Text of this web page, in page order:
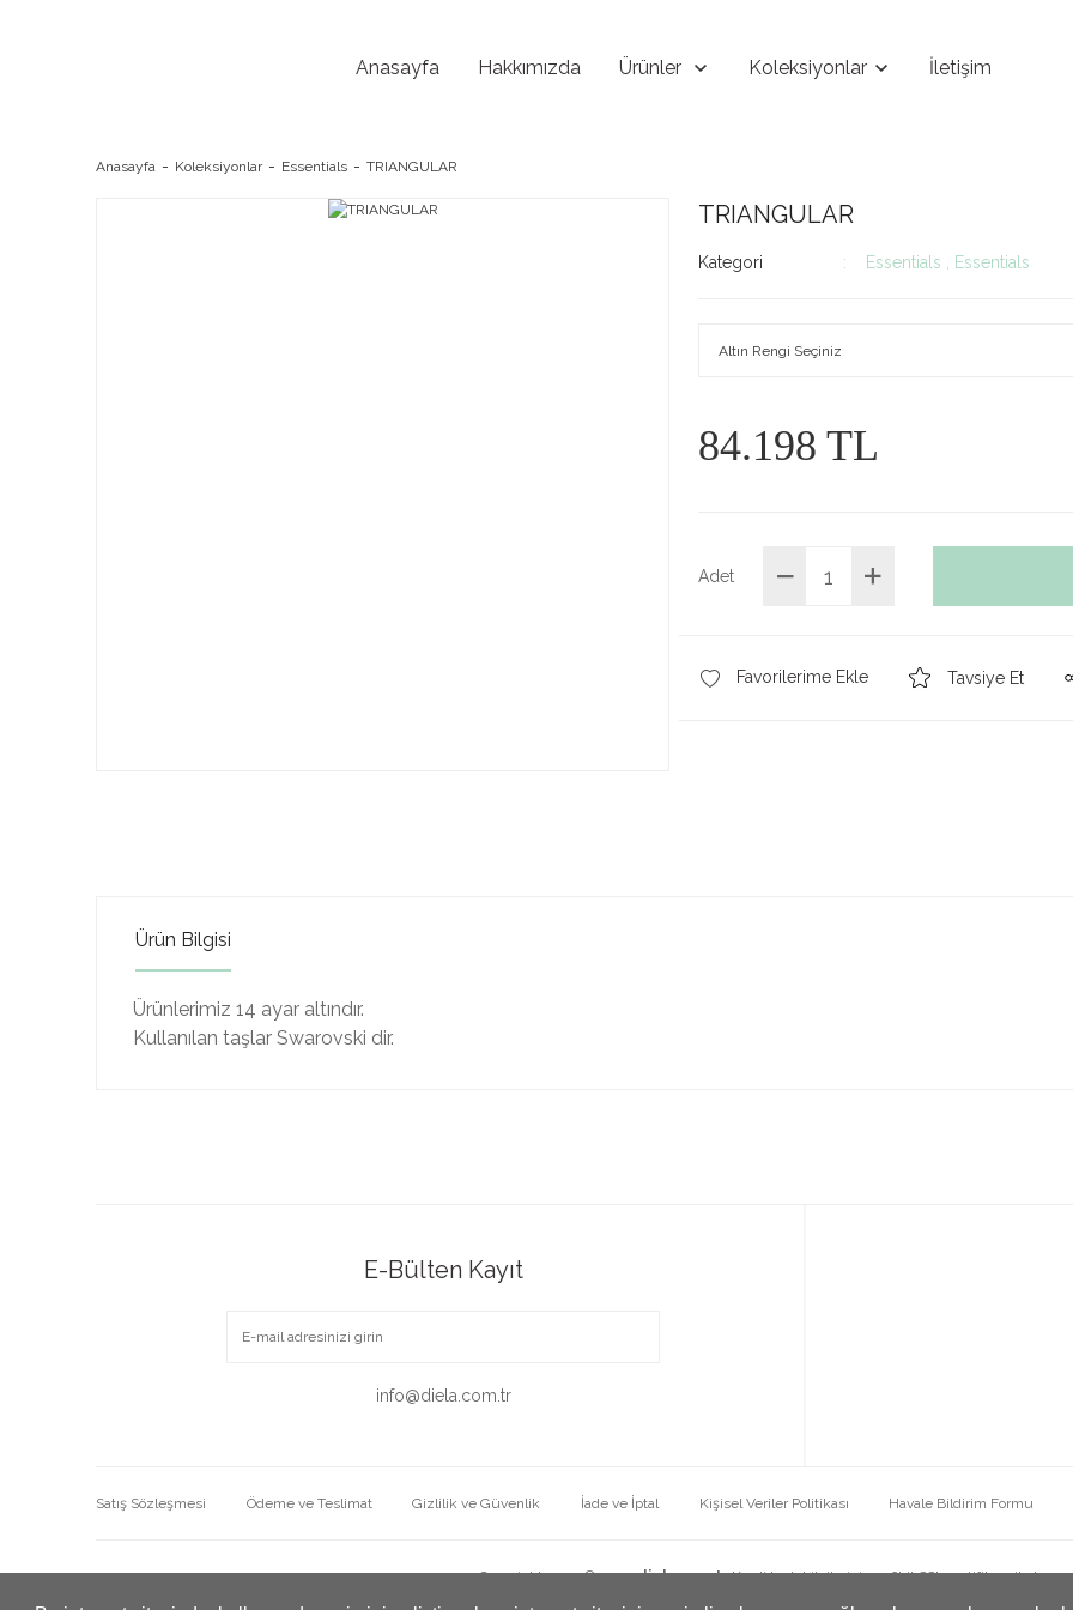
Anasayfa Hakkımızda Ürünler Koleksiyonlar İletişim
Anasayfa Koleksiyonlar Essentials TRIANGULAR
TRIANGULAR
Kategori Essentials Essentials
84.198 TL
Adet
Tavsiye Et
Ürün Bilgisi
Ürünlerimiz 14 ayar altındır.
Kullanılan taşlar Swarovski dir.
E-Bülten Kayıt
info@diela.com.tr
Satış Sözleşmesi Ödeme ve Teslimat Gizlilik ve Güvenlik İade ve İptal Kişisel Veriler Politikası Havale Bildirim Formu
Copyright 2022 ©www.diela.com.trKredi kartı bilgileriniz 256bit SSL sertifikası ile